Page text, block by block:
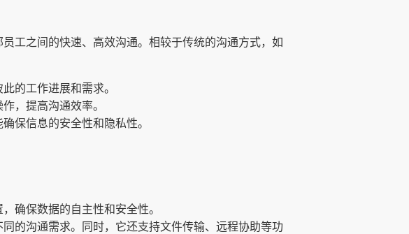
工之间的快速、高效沟通。相较于传统的沟通方式，如
的工作进展和需求。
，提高沟通效率。
保信息的安全性和隐私性。
确保数据的自主性和安全性。
的沟通需求。同时，它还支持文件传输、远程协助等功